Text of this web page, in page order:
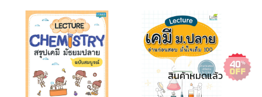
สินค้าหมดแล้ว